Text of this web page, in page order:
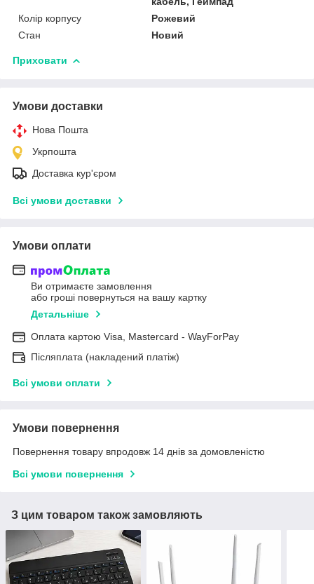
Колір корпусу
Рожевий
Стан
Новий
Приховати
Умови доставки
Нова Пошта
Укрпошта
Доставка кур'єром
Всі умови доставки
Умови оплати
Ви отримаєте замовлення
або гроші повернуться на вашу картку
Детальніше
Оплата картою Visa, Mastercard - WayForPay
Післяплата (накладений платіж)
Всі умови оплати
Умови повернення
Повернення товару впродовж 14 днів за домовленістю
Всі умови повернення
З цим товаром також замовляють